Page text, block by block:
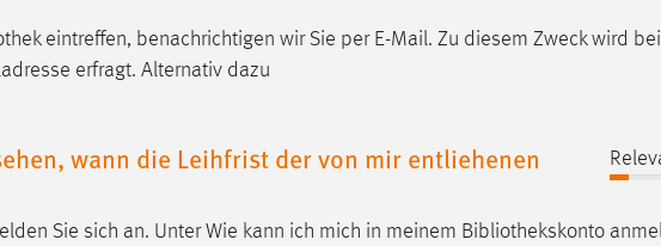
eintreffen, benachrichtigen wir Sie per E-Mail. Zu diesem Zweck wird
erfragt. Alternativ dazu
wann die Leihfrist der von mir entliehenen
Sie sich an. Unter Wie kann ich mich in meinem Bibliothekskonto